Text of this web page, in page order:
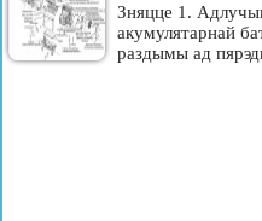
Зняцце 1.
акумулятарнай
раздымы ад